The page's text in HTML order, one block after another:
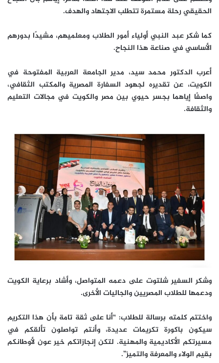
الحقيقي رحلة مستمرة تتطلب الاجتهاد والهدف.
كما شكر عبد النبي أولياء أمور الطلاب ومعلميهم، مشيدًا بدورهم
الأساسي في صناعة هذا النجاح.
أعرب الدكتور محمد سيد، مدير الجامعة العربية المفتوحة في
الكويت، عن تقديره لجهود السفارة المصرية والمكتب الثقافي،
واصفًا إياهما بجسر حيوي بين مصر والكويت في مجالات التعليم
والثقافة.
وشكر السفير شلتوت على دعمه المتواصل، وأشاد برعاية الكويت
ودعمها للطلاب المصريين والجاليات الأخرى.
واختتم كلمته برسالة للطلاب: “أنا على ثقة تامة بأن هذا التكريم
سيكون باكورة تكريمات عديدة، وأنتم تواصلون تألقكم في
مسيرتكم الأكاديمية والمهنية. لتكن إنجازاتكم خير عون لأوطانكم
بقيم الولاء والمعرفة والتميز”.